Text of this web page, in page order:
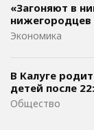
«Загоняют в
нижегородцев
Экономика
В Калуге
детей после
Общество